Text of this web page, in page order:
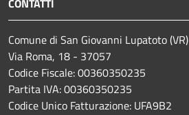
CONTATTI
Comune di San Giovanni Lupatoto (VR)
Via Roma, 18 - 37057
Codice Fiscale: 00360350235
Partita IVA: 00360350235
Codice Unico Fatturazione: UFA9B2